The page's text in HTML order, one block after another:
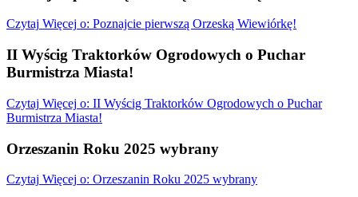
Czytaj Więcej o: Poznajcie pierwszą Orzeską Wiewiórkę!
II Wyścig Traktorków Ogrodowych o Puchar
Burmistrza Miasta!
Czytaj Więcej o: II Wyścig Traktorków Ogrodowych o Puchar
Burmistrza Miasta!
Orzeszanin Roku 2025 wybrany
Czytaj Więcej o: Orzeszanin Roku 2025 wybrany